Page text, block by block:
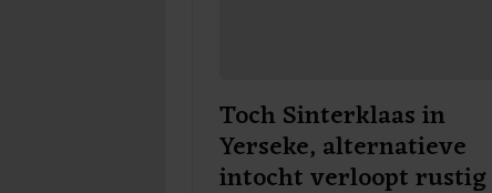
Toch Sinterklaas in
Yerseke, alternatieve
intocht verloopt rustig